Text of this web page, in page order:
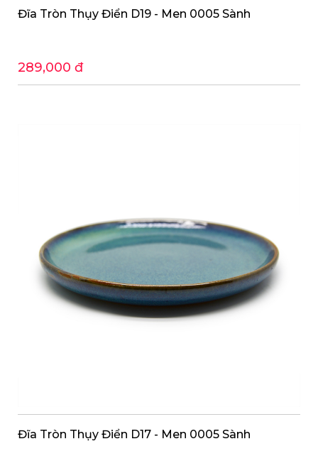
Đĩa Tròn Thụy Điển D19 - Men 0005 Sành
289,000 đ
Đĩa Tròn Thụy Điển D17 - Men 0005 Sành